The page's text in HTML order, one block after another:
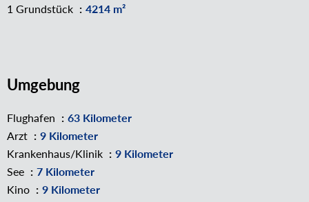
1 Grundstück
4214 m²
Umgebung
Flughafen
63 Kilometer
Arzt
9 Kilometer
Krankenhaus/Klinik
9 Kilometer
See
7 Kilometer
Kino
9 Kilometer